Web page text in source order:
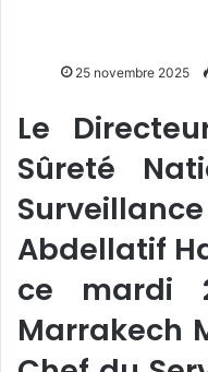
25 novembre 2025
Le
Sûreté
Abdellatif
ce mardi
Marrakech